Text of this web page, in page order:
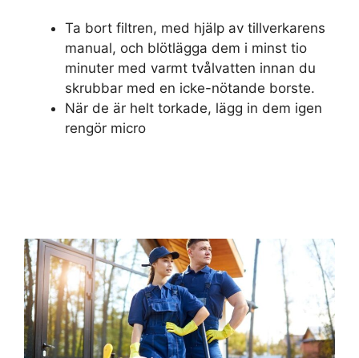
Ta bort filtren, med hjälp av tillverkarens
manual, och blötlägga dem i minst tio
minuter med varmt tvålvatten innan du
skrubbar med en icke-nötande borste.
När de är helt torkade, lägg in dem igen
rengör micro